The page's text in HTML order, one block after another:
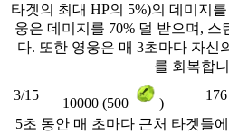
타겟의 최대 HP의 5%)의 데미지
웅은 데미지를 70% 덜 받으며, 스
다. 또한 영웅은 매 3초마다 자신
를 회복합
3/15
10000 (500 )
176
5초 동안 매 초마다 근처 타겟들